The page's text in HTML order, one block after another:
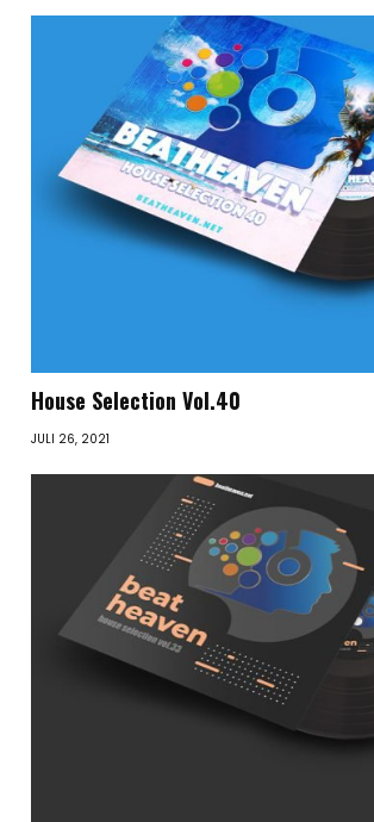
House Selection Vol.40
JULI 26, 2021